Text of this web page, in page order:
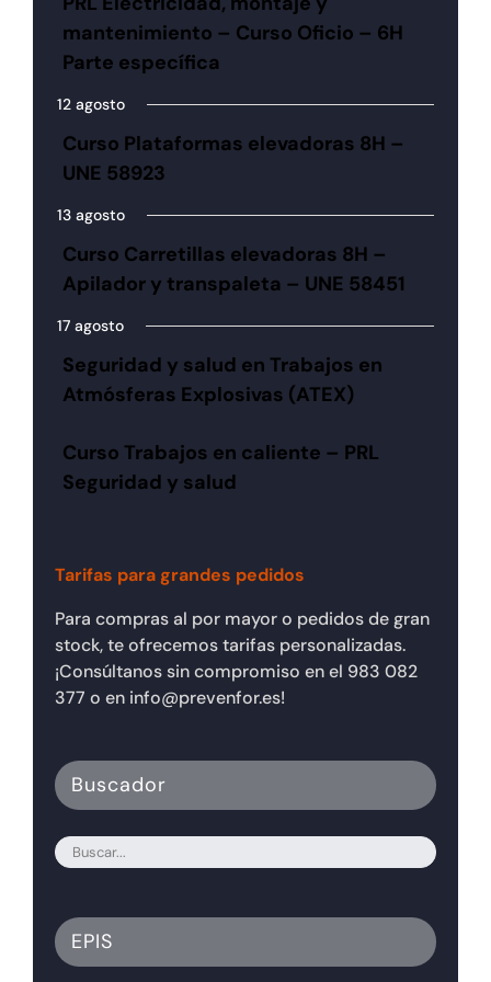
mantenimiento – Curso Oficio – 6H
Parte específica
12 agosto
Curso Plataformas elevadoras 8H –
UNE 58923
13 agosto
Curso Carretillas elevadoras 8H –
Apilador y transpaleta – UNE 58451
17 agosto
Seguridad y salud en Trabajos en
Atmósferas Explosivas (ATEX)
Curso Trabajos en caliente – PRL
Seguridad y salud
Tarifas para grandes pedidos
Para compras al por mayor o pedidos de gran
stock, te ofrecemos tarifas personalizadas.
¡Consúltanos sin compromiso en el 983 082
377 o en info@prevenfor.es!
Buscador
EPIS